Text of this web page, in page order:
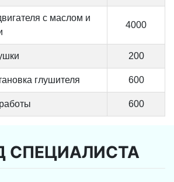
с маслом и
4000
200
глушителя 600
600
СПЕЦИАЛИСТА